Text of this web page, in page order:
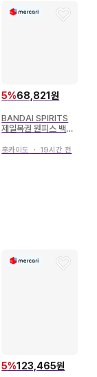
5%68,821원
BANDAI SPIRITS
제일복권 원피스 백수
페이지원 피규어
홋카이도 ・ 19시간 전
5%123,465원